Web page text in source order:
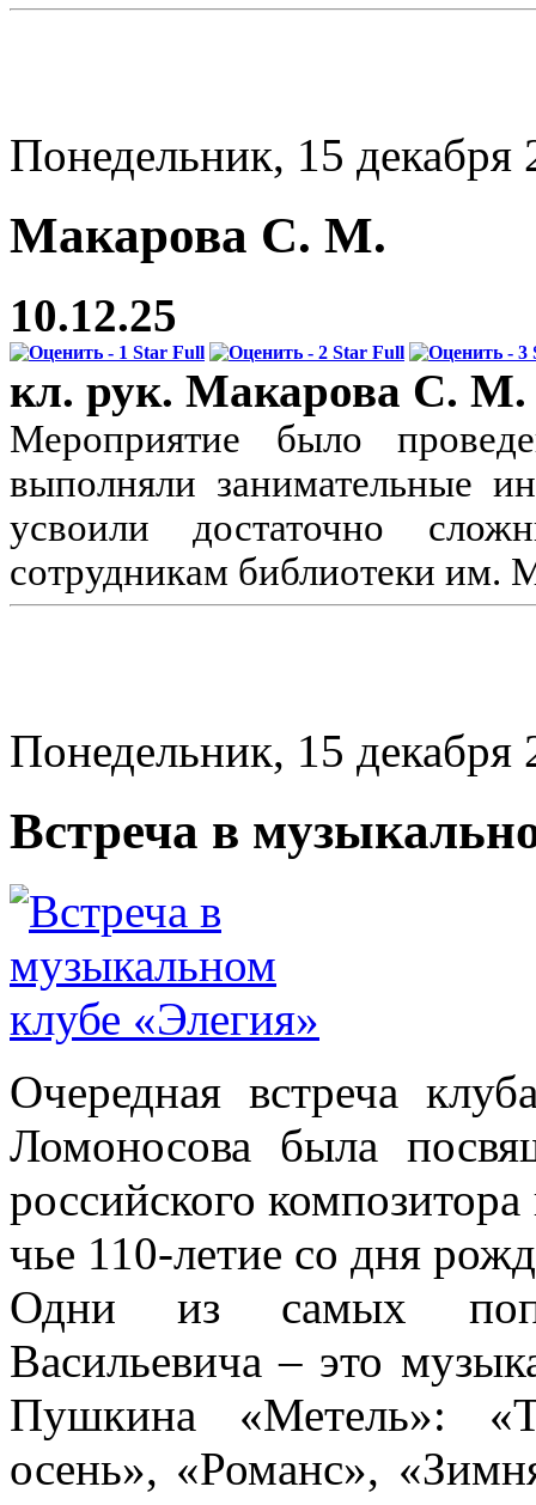
Понедельник, 15 декабря
Макарова С. М.
10.12.25
кл. рук. Макарова С. М.
Мероприятие было
выполняли занимательные
усвоили достаточно
сотрудникам библиотеки им.
Понедельник, 15 декабря
Встреча в
Очередная встреча
Ломоносова была
российского
чье 110-летие со дня
Одни из самых
Васильевича – это
Пушкина «Метель»:
осень», «Романс»,